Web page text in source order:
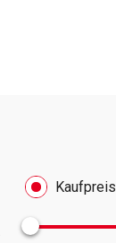
Kaufpreis